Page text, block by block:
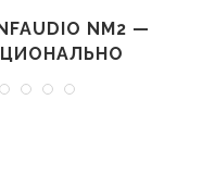
NM2 —